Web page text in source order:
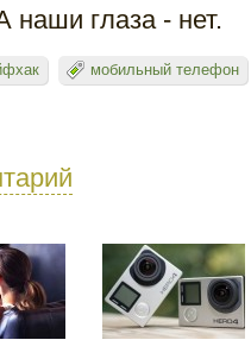
наши глаза - нет.
мобильный телефон